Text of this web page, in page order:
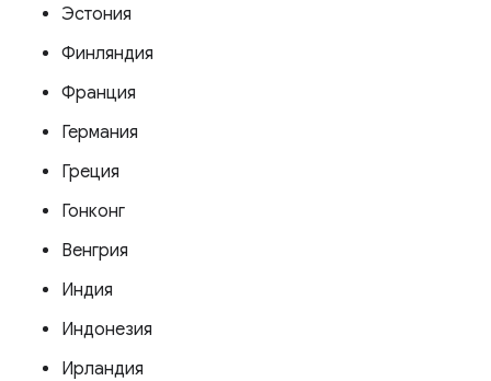
Эстония
Финляндия
Франция
Германия
Греция
Гонконг
Венгрия
Индия
Индонезия
Ирландия